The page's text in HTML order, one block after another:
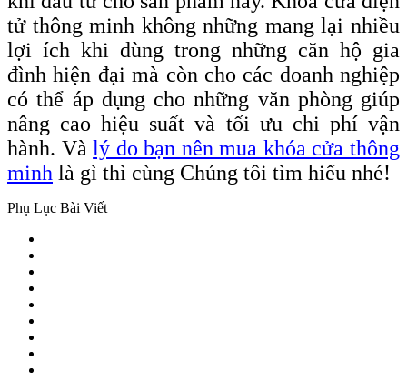
tử thông minh không những mang lại nhiều
lợi ích khi dùng trong những căn hộ gia
đình hiện đại mà còn cho các doanh nghiệp
có thể áp dụng cho những văn phòng giúp
nâng cao hiệu suất và tối ưu chi phí vận
hành. Vàlý do bạn nên mua khóa cửa thông
minh là gì thì cùng Chúng tôi tìm hiểu nhé!
Phụ Lục Bài Viết